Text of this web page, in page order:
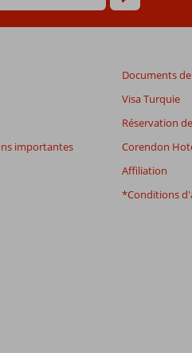
importantes
Documents
Visa Turquie
Réservation
Corendon
Affiliation
*Conditions